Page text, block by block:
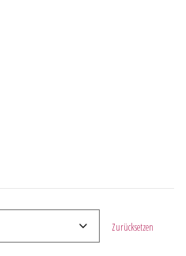
Zurücksetzen